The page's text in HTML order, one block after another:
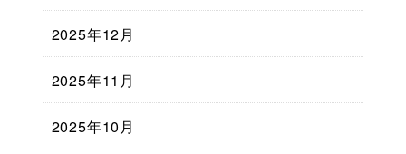
2025年12月
2025年11月
2025年10月